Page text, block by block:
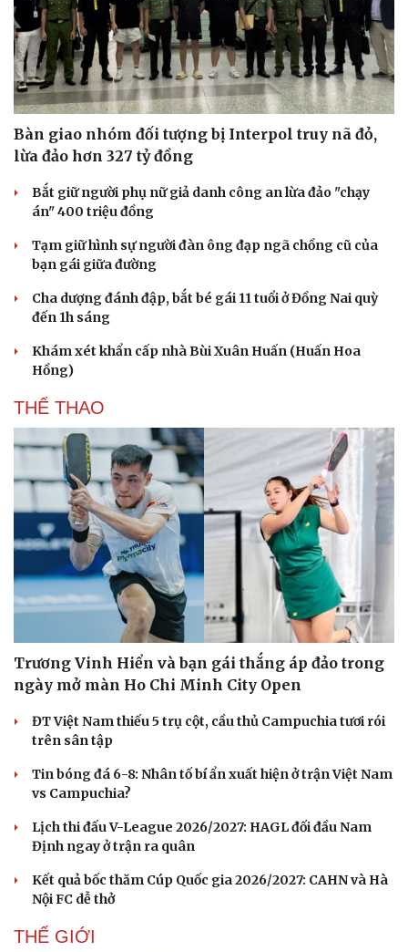
Du lịch
Tư vấn
Săn Tour
check-in
Podcast
Câu chuyện thời sự
Đọc truyện đêm khuya
Cửa sổ tình yêu
Kể chuyện cho bé
Hạt giống tâm hồn
Bàn giao nhóm đối tượng bị Interpol truy nã đỏ,
lừa đảo hơn 327 tỷ đồng
Bắt giữ người phụ nữ giả danh công an lừa đảo "chạy
án" 400 triệu đồng
Tạm giữ hình sự người đàn ông đạp ngã chồng cũ của
bạn gái giữa đường
Cha dượng đánh đập, bắt bé gái 11 tuổi ở Đồng Nai quỳ
đến 1h sáng
Khám xét khẩn cấp nhà Bùi Xuân Huấn (Huấn Hoa
Hồng)
THỂ THAO
Trương Vinh Hiển và bạn gái thắng áp đảo trong
ngày mở màn Ho Chi Minh City Open
ĐT Việt Nam thiếu 5 trụ cột, cầu thủ Campuchia tươi rói
trên sân tập
Tin bóng đá 6-8: Nhân tố bí ẩn xuất hiện ở trận Việt Nam
vs Campuchia?
Lịch thi đấu V-League 2026/2027: HAGL đối đầu Nam
Định ngay ở trận ra quân
Kết quả bốc thăm Cúp Quốc gia 2026/2027: CAHN và Hà
Nội FC dễ thở
THẾ GIỚI